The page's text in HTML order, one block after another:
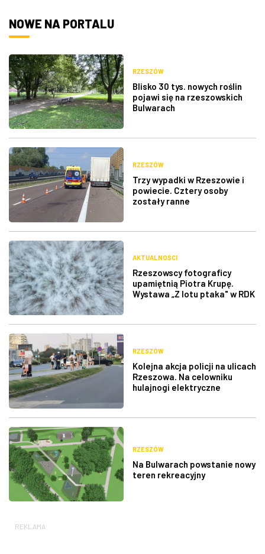
NOWE NA PORTALU
RZESZÓW
Blisko 30 tys. nowych roślin
pojawi się na rzeszowskich
Bulwarach
RZESZÓW
Trzy wypadki w Rzeszowie i
powiecie. Cztery osoby
zostały ranne
AKTUALNOŚCI
Rzeszowscy fotograficy
upamiętnią Piotra Krupę.
Wystawa „Z lotu ptaka" w RDK
RZESZÓW
Kolejna akcja policji na ulicach
Rzeszowa. Na celowniku
hulajnogi elektryczne
RZESZÓW
Na Bulwarach powstanie nowy
teren rekreacyjny
REKLAMA